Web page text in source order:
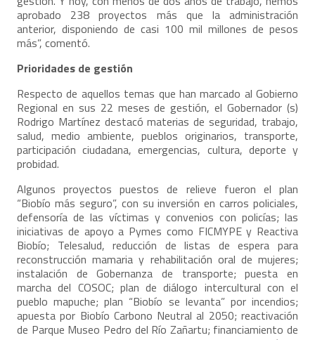
aprobado 238 proyectos más que la administración
anterior, disponiendo de casi 100 mil millones de pesos
más”, comentó.
Prioridades de gestión
Respecto de aquellos temas que han marcado al Gobierno
Regional en sus 22 meses de gestión, el Gobernador (s)
Rodrigo Martínez destacó materias de seguridad, trabajo,
salud, medio ambiente, pueblos originarios, transporte,
participación ciudadana, emergencias, cultura, deporte y
probidad.
Algunos proyectos puestos de relieve fueron el plan
“Biobío más seguro”, con su inversión en carros policiales,
defensoría de las víctimas y convenios con policías; las
iniciativas de apoyo a Pymes como FICMYPE y Reactiva
Biobío; Telesalud, reducción de listas de espera para
reconstrucción mamaria y rehabilitación oral de mujeres;
instalación de Gobernanza de transporte; puesta en
marcha del COSOC; plan de diálogo intercultural con el
pueblo mapuche; plan “Biobío se levanta” por incendios;
apuesta por Biobío Carbono Neutral al 2050; reactivación
de Parque Museo Pedro del Río Zañartu; financiamiento de